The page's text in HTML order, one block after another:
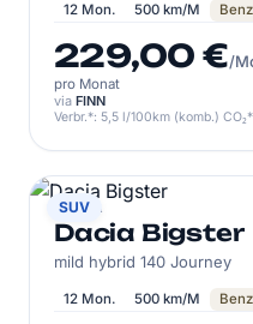
12 Mon. 500 km/M
229,00 €/
pro Monat
via FINN
Verbr.*: 5,5 l/100km (komb.)
SUV
DACIA
Dacia Bigster
mild hybrid 140 Journey
12 Mon. 500 km/M